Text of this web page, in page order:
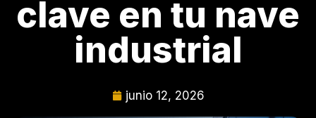
clave en tu nave
industrial
junio 12, 2026